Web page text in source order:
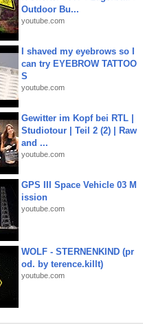
Outdoor Bu...
youtube.com
I shaved my eyebrows so I
can try EYEBROW TATTOO
S
youtube.com
Gewitter im Kopf bei RTL |
Studiotour | Teil 2 (2) | Raw
and ...
youtube.com
GPS III Space Vehicle 03 M
ission
youtube.com
WOLF - STERNENKIND (pr
od. by terence.killt)
youtube.com